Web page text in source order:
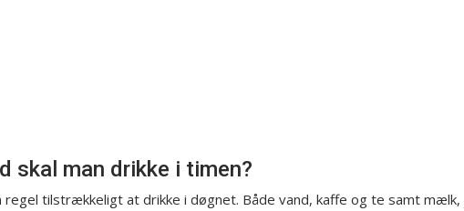
skal man drikke i timen?
tilstrækkeligt at drikke i døgnet. Både vand, kaffe og te samt mælk,